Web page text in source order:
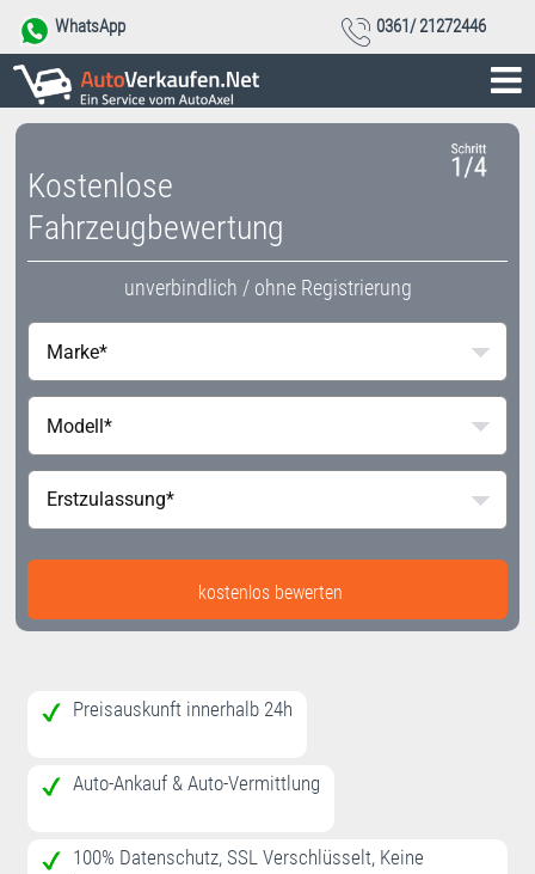
WhatsApp 0361/ 21272446
Kostenlose
Fahrzeugbewertung
unverbindlich / ohne Registrierung
kostenlos bewerten
Preisauskunft innerhalb 24h
Auto-Ankauf & Auto-Vermittlung
100% Datenschutz, SSL Verschlüsselt, Keine